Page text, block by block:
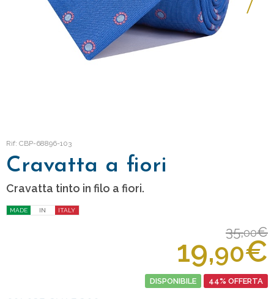
Rif: CBP-68896-103
Cravatta a fiori
Cravatta tinto in filo a fiori.
MADE IN ITALY
35,00€
19,90€
DISPONIBILE 44% OFFERTA